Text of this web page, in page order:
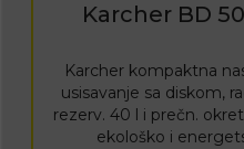
Karcher BD
Karcher kompaktna
usisavanje sa diskom,
rezerv. 40 l i prečn.
ekološko i